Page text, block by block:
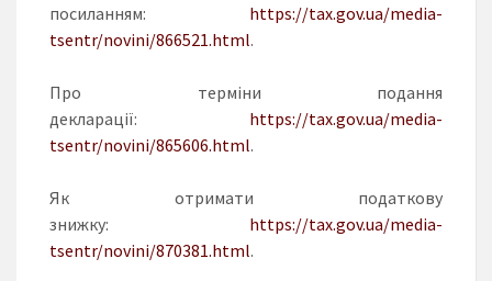
посиланням: https://tax.gov.ua/media-
tsentr/novini/866521.html.
Про терміни подання
декларації: https://tax.gov.ua/media-
tsentr/novini/865606.html.
Як отримати податкову
знижку: https://tax.gov.ua/media-
tsentr/novini/870381.html.